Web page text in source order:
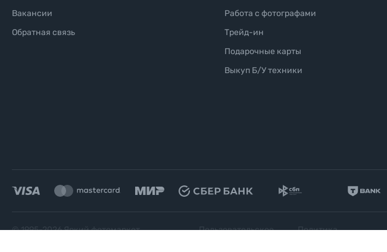
Вакансии
Обратная связь
Работа с фотографами
Трейд-ин
Подарочные карты
Выкуп Б/У техники
© 1995-2026Яркий фотомаркет
Пользовательское
Политика